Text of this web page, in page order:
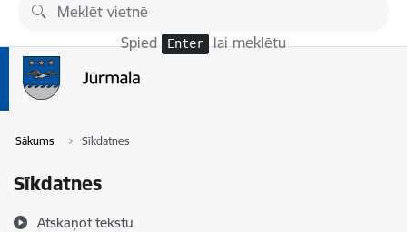
Pāriet uz lapas saturu
Spied Enter lai meklētu
Sākums Sīkdatnes
Sīkdatnes
Atskaņot tekstu